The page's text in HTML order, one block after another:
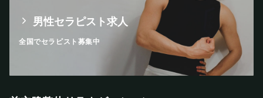
男性セラピスト求人
全国でセラピスト募集中